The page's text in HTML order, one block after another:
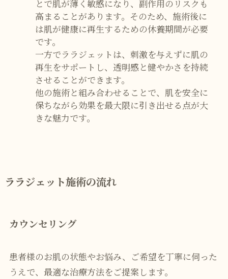
とで肌が薄く敏感になり、副作用のリスクも
高まることがあります。そのため、施術後に
は肌が健康に再生するための休養期間が必要
です。
一方でララジェットは、刺激を与えずに肌の
再生をサポートし、透明感と健やかさを持続
させることができます。
他の施術と組み合わせることで、肌を安全に
保ちながら効果を最大限に引き出せる点が大
きな魅力です。
ララジェット施術の流れ
カウンセリング
患者様のお肌の状態やお悩み、ご希望を丁寧に伺った
うえで、最適な治療方法をご提案します。